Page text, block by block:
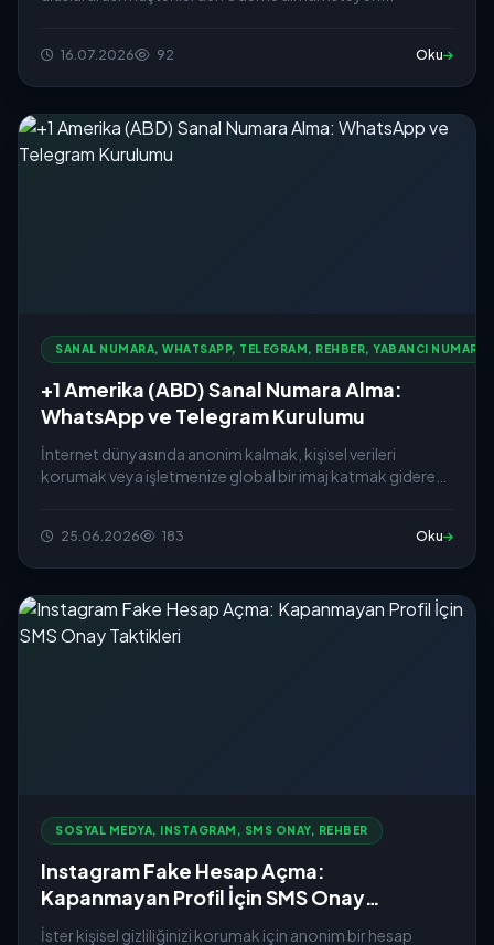
16.07.2026 92 Oku
SANAL NUMARA, WHATSAPP, TELEGRAM, REHBER, YABANCI NUMARA
+1 Amerika (ABD) Sanal Numara Alma:
WhatsApp ve Telegram Kurulumu
İnternet dünyasında anonim kalmak, kişisel verileri
korumak veya işletmenize global bir imaj katmak giderek
25.06.2026 183 Oku
SOSYAL MEDYA, INSTAGRAM, SMS ONAY, REHBER
Instagram Fake Hesap Açma:
Kapanmayan Profil İçin SMS Onay
Taktikleri
İster kişisel gizliliğinizi korumak için anonim bir hesap